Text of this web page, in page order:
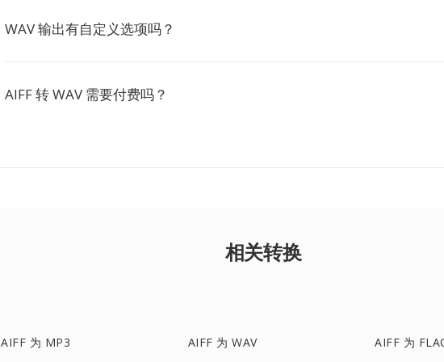
WAV 输出有自定义选项吗？
AIFF 转 WAV 需要付费吗？
相关转换
AIFF 为 MP3 AIFF 为 WAV AIFF 为